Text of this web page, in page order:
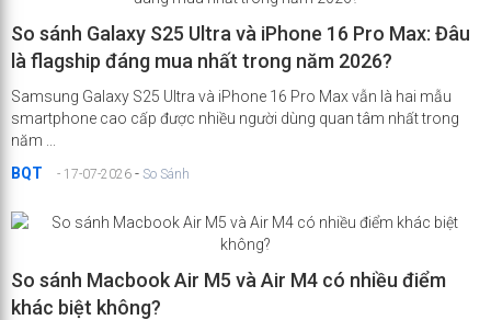
So sánh Galaxy S25 Ultra và iPhone 16 Pro Max: Đâu
là flagship đáng mua nhất trong năm 2026?
Samsung Galaxy S25 Ultra và iPhone 16 Pro Max vẫn là hai mẫu
smartphone cao cấp được nhiều người dùng quan tâm nhất trong
năm ...
BQT
- 17-07-2026 - So Sánh
So sánh Macbook Air M5 và Air M4 có nhiều điểm
khác biệt không?